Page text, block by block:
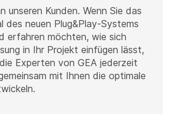
unseren Kunden. Wenn Sie das
des neuen Plug&Play-Systems
erfahren möchten, wie sich
in Ihr Projekt einfügen lässt,
Experten von GEA jederzeit
mit Ihnen die optimale